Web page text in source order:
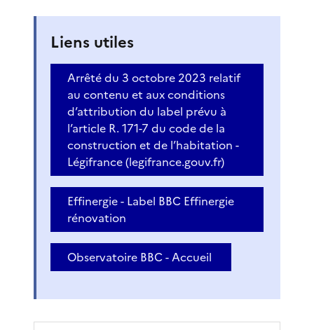
Liens utiles
Arrêté du 3 octobre 2023 relatif
au contenu et aux conditions
d’attribution du label prévu à
l’article R. 171-7 du code de la
construction et de l’habitation -
Légifrance (legifrance.gouv.fr)
Effinergie - Label BBC Effinergie
rénovation
Observatoire BBC - Accueil